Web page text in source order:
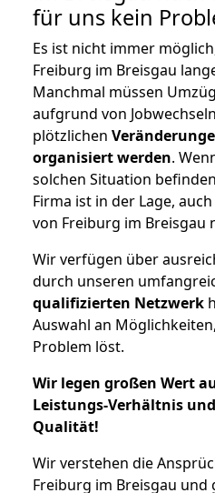
für uns kein
Es ist nicht immer
Freiburg im Breisgau
Manchmal müssen
aufgrund von
plötzlichen
organisiert werden.
solchen Situation
Firma ist in der Lage,
von Freiburg im Breisgau
Wir verfügen über
durch unseren
qualifizierten Netzwerk
Auswahl an
Problem löst.
Wir legen großen Wert
Leistungs-Verhältnis
Qualität!
Wir verstehen die
Freiburg im Breisgau und